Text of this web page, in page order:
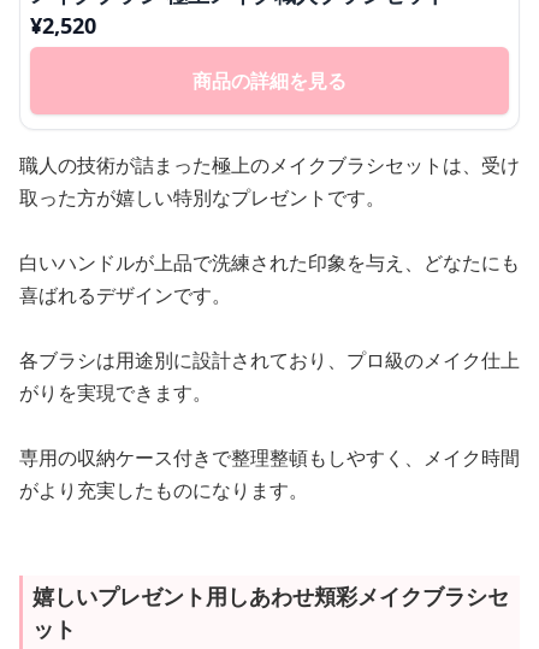
¥2,520
商品の詳細を見る
職人の技術が詰まった極上のメイクブラシセットは、受け
取った方が嬉しい特別なプレゼントです。
白いハンドルが上品で洗練された印象を与え、どなたにも
喜ばれるデザインです。
各ブラシは用途別に設計されており、プロ級のメイク仕上
がりを実現できます。
専用の収納ケース付きで整理整頓もしやすく、メイク時間
がより充実したものになります。
嬉しいプレゼント用しあわせ頬彩メイクブラシセ
ット